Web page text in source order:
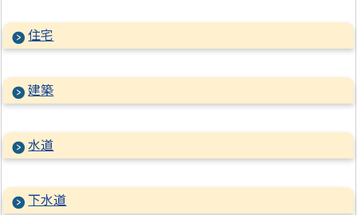
住宅
建築
水道
下水道